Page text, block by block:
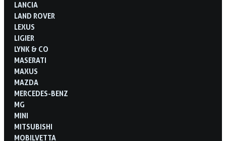
LANCIA
LAND ROVER
LEXUS
LIGIER
LYNK & CO
MASERATI
MAXUS
MAZDA
MERCEDES-BENZ
MG
MINI
MITSUBISHI
MOBILVETTA